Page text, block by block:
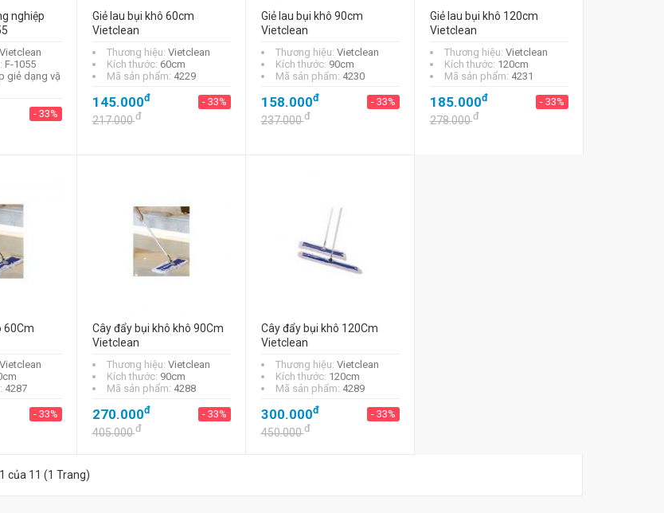
đ
nghiệp
Vietclean
F-1055
giẻ dạng vặ
- 33%
Giẻ lau bụi khô 60cm
Vietclean
Thương hiệu: Vietclean
Kích thước: 60cm
Mã sản phẩm: 4229
145.000đ - 33%
217.000đ
Giẻ lau bụi khô 90cm
Vietclean
Thương hiệu: Vietclean
Kích thước: 90cm
Mã sản phẩm: 4230
158.000đ - 33%
237.000đ
Giẻ lau bụi khô 120cm
Vietclean
Thương hiệu: Vietclean
Kích thước: 120cm
Mã sản phẩm: 4231
185.000đ - 33%
278.000đ
60Cm
Vietclean
4287
- 33%
Cây đẩy bụi khô khô 90Cm
Vietclean
Thương hiệu: Vietclean
Kích thước: 90cm
Mã sản phẩm: 4288
270.000đ - 33%
405.000đ
Cây đẩy bụi khô 120Cm
Vietclean
Thương hiệu: Vietclean
Kích thước: 120cm
Mã sản phẩm: 4289
300.000đ - 33%
450.000đ
của 11 (1 Trang)